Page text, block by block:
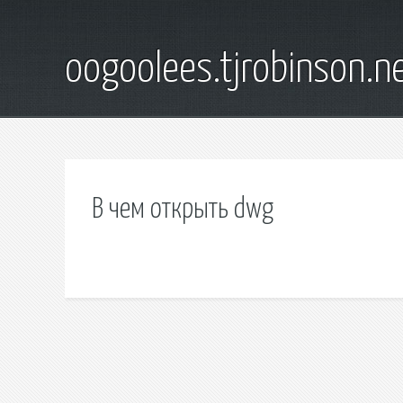
В чем открыть dwg